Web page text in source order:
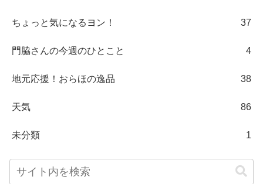
ちょっと気になるヨン！ 37
門脇さんの今週のひとこと 4
地元応援！おらほの逸品 38
天気 86
未分類 1